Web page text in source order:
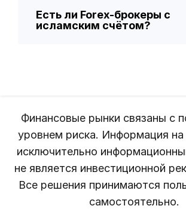
Есть ли Forex-брокеры с
исламским счётом?
Финансовые рынки связаны с
уровнем риска. Информация на
исключительно
не является инвестиционной
Все решения принимаются
самостоятельно.